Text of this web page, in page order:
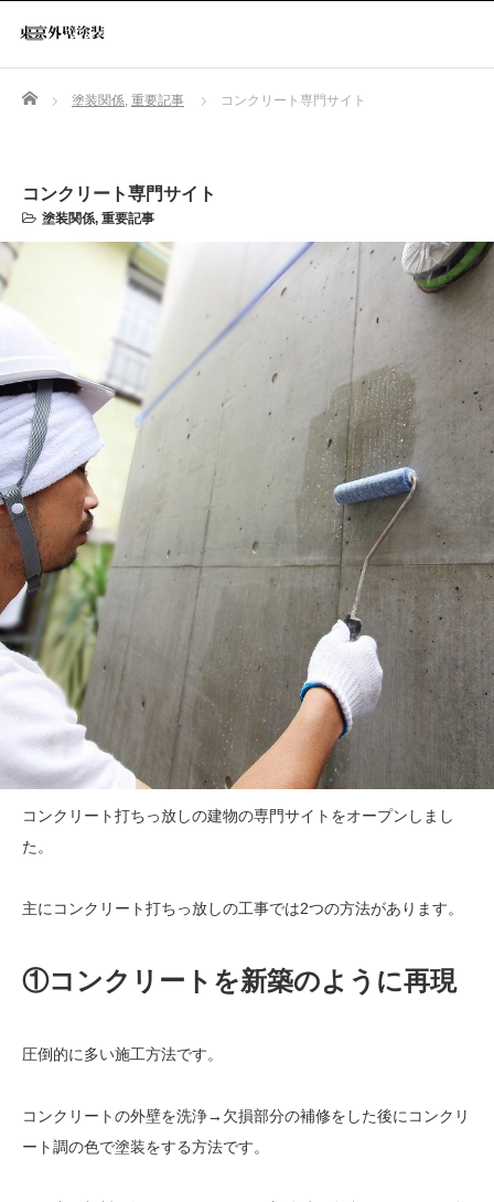
Home 塗装関係, 重要記事 コンクリート専門サイト
コンクリート専門サイト
塗装関係, 重要記事
コンクリート打ちっ放しの建物の専門サイトをオープンしまし
た。
主にコンクリート打ちっ放しの工事では2つの方法があります。
①コンクリートを新築のように再現
圧倒的に多い施工方法です。
コンクリートの外壁を洗浄→欠損部分の補修をした後にコンクリ
ート調の色で塗装をする方法です。